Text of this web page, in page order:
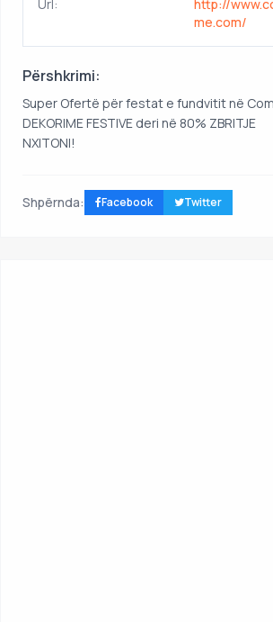
Url:
http://
me.com/
Përshkrimi:
Super Ofertë për festat e fundvitit në
DEKORIME FESTIVE deri në 80% ZBRITJE
NXITONI!
Shpërnda: Facebook Twitter